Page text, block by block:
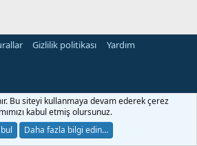
Gizlilik politikası
Yardım
Bu siteyi kullanmaya devam ederek çerez
kabul etmiş olursunuz.
Daha fazla bilgi edin…